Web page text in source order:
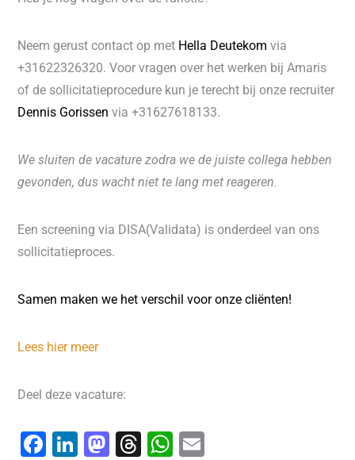
Neem gerust contact op met Hella Deutekom via
+31622326320. Voor vragen over het werken bij Amaris
of de sollicitatieprocedure kun je terecht bij onze recruiter
Dennis Gorissen via +31627618133.
We sluiten de vacature zodra we de juiste collega hebben
gevonden, dus wacht niet te lang met reageren.
Een screening via DISA(Validata) is onderdeel van ons
sollicitatieproces.
Samen maken we het verschil voor onze cliënten!
Lees hier meer
Deel deze vacature:
F
Li M T
W